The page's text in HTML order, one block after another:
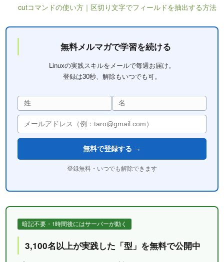
cutコマンドの使い方｜区切り文字でフィールドを抽出する方法
無料メルマガで学習を続ける
Linuxの実践スキルをメールで毎週お届け。
登録は30秒、解除もいつでも可。
無料で登録する →
登録無料・いつでも解除できます
暗記不要・1時間後にはサーバーが動く
3,100名以上が実践した「型」を無料で公開中